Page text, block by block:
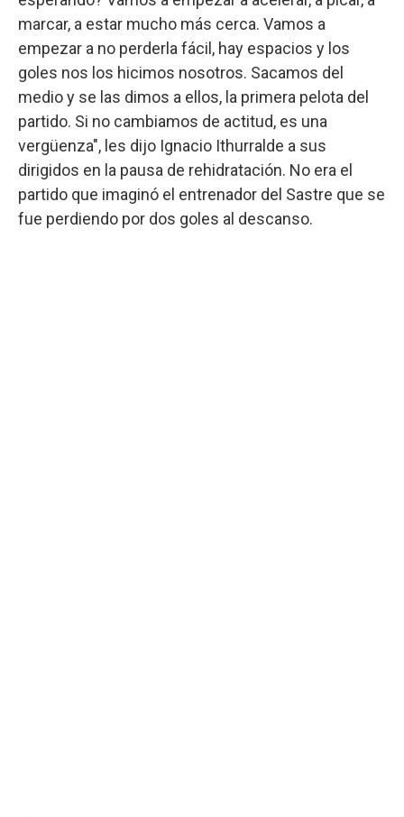
marcar, a estar mucho más cerca. Vamos a
empezar a no perderla fácil, hay espacios y los
goles nos los hicimos nosotros. Sacamos del
medio y se las dimos a ellos, la primera pelota del
partido. Si no cambiamos de actitud, es una
vergüenza", les dijo Ignacio Ithurralde a sus
dirigidos en la pausa de rehidratación. No era el
partido que imaginó el entrenador del Sastre que se
fue perdiendo por dos goles al descanso.